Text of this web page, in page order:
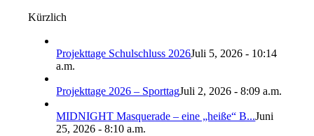
Kürzlich
Projekttage Schulschluss 2026Juli 5, 2026 - 10:14
a.m.
Projekttage 2026 – SporttagJuli 2, 2026 - 8:09 a.m.
MIDNIGHT Masquerade – eine „heiße“ B...Juni
25, 2026 - 8:10 a.m.